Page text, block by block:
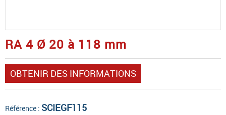
RA 4 Ø 20 à 118 mm
OBTENIR DES INFORMATIONS
Référence : SCIEGF115